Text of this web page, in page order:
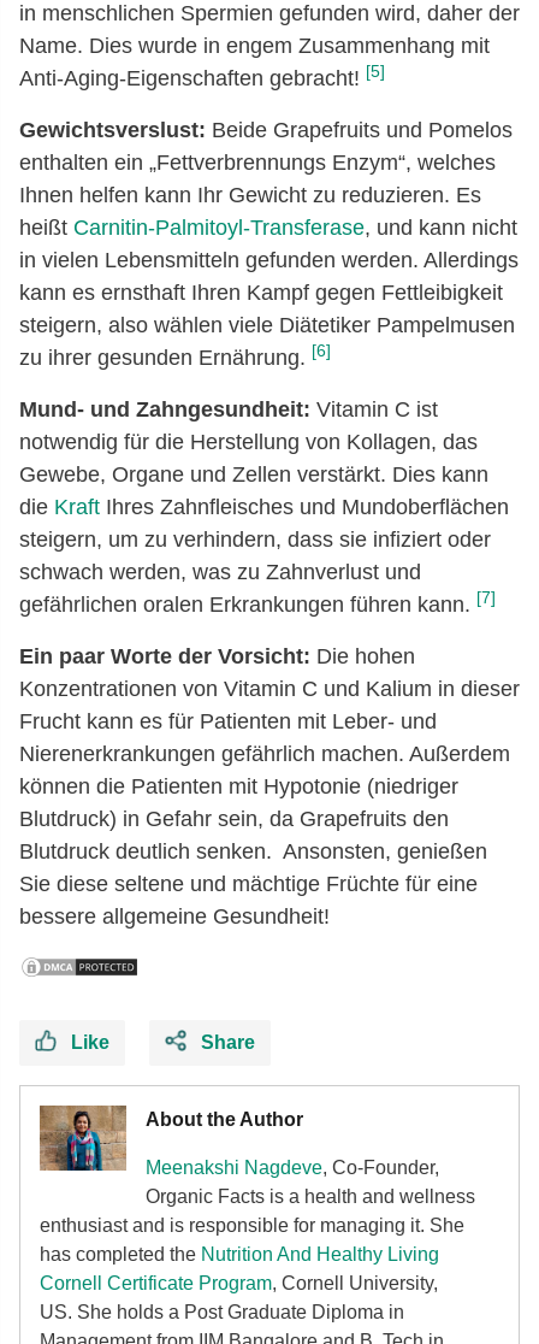
in menschlichen Spermien gefunden wird, daher der
Name. Dies wurde in engem Zusammenhang mit
Anti-Aging-Eigenschaften gebracht! [5]
Gewichtsverslust: Beide Grapefruits und Pomelos
enthalten ein „Fettverbrennungs Enzym“, welches
Ihnen helfen kann Ihr Gewicht zu reduzieren. Es
heißt Carnitin-Palmitoyl-Transferase, und kann nicht
in vielen Lebensmitteln gefunden werden. Allerdings
kann es ernsthaft Ihren Kampf gegen Fettleibigkeit
steigern, also wählen viele Diätetiker Pampelmusen
zu ihrer gesunden Ernährung. [6]
Mund- und Zahngesundheit: Vitamin C ist
notwendig für die Herstellung von Kollagen, das
Gewebe, Organe und Zellen verstärkt. Dies kann
die Kraft Ihres Zahnfleisches und Mundoberflächen
steigern, um zu verhindern, dass sie infiziert oder
schwach werden, was zu Zahnverlust und
gefährlichen oralen Erkrankungen führen kann. [7]
Ein paar Worte der Vorsicht: Die hohen
Konzentrationen von Vitamin C und Kalium in dieser
Frucht kann es für Patienten mit Leber- und
Nierenerkrankungen gefährlich machen. Außerdem
können die Patienten mit Hypotonie (niedriger
Blutdruck) in Gefahr sein, da Grapefruits den
Blutdruck deutlich senken. Ansonsten, genießen
Sie diese seltene und mächtige Früchte für eine
bessere allgemeine Gesundheit!
Like Share
About the Author
Meenakshi Nagdeve, Co-Founder,
Organic Facts is a health and wellness
enthusiast and is responsible for managing it. She
has completed the Nutrition And Healthy Living
Cornell Certificate Program, Cornell University,
US. She holds a Post Graduate Diploma in